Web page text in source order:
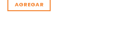
AGREGAR